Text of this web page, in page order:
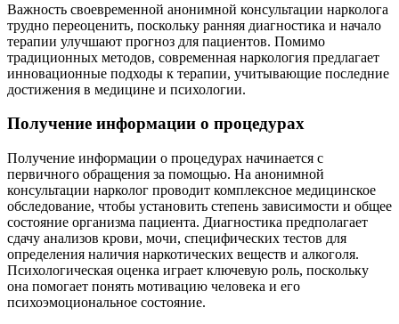
Важность своевременной анонимной консультации нарколога
трудно переоценить, поскольку ранняя диагностика и начало
терапии улучшают прогноз для пациентов. Помимо
традиционных методов, современная наркология предлагает
инновационные подходы к терапии, учитывающие последние
достижения в медицине и психологии.
Получение информации о процедурах
Получение информации о процедурах начинается с
первичного обращения за помощью. На анонимной
консультации нарколог проводит комплексное медицинское
обследование, чтобы установить степень зависимости и общее
состояние организма пациента. Диагностика предполагает
сдачу анализов крови, мочи, специфических тестов для
определения наличия наркотических веществ и алкоголя.
Психологическая оценка играет ключевую роль, поскольку
она помогает понять мотивацию человека и его
психоэмоциональное состояние.